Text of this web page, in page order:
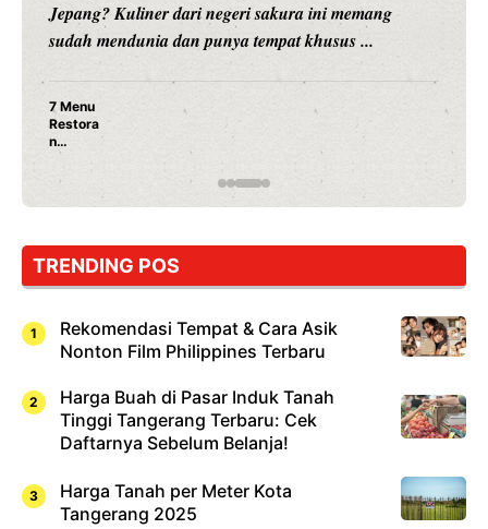
Jepang? Kuliner dari negeri sakura ini memang
sudah mendunia dan punya tempat khusus ...
7 Menu
Restora
n
Jepang
yang
Dicoba,
Cuma
Sushi!
TRENDING POS
Rekomendasi Tempat & Cara Asik
Nonton Film Philippines Terbaru
Harga Buah di Pasar Induk Tanah
Tinggi Tangerang Terbaru: Cek
Daftarnya Sebelum Belanja!
Harga Tanah per Meter Kota
Tangerang 2025